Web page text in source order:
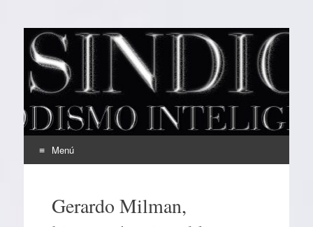
EL SINDICAL
Periodismo Inteligente
Menú
contenidoGerardo Milman,